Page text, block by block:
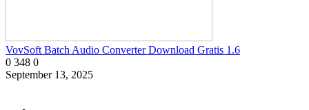
VovSoft Batch Audio Converter Download Gratis 1.6
0 348 0
September 13, 2025